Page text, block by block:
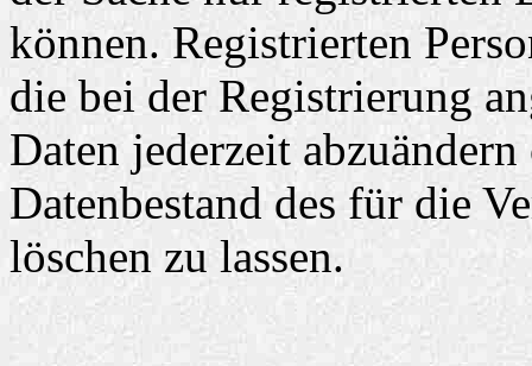
können. Registrierten
die bei der Registrierung
Daten jederzeit
Datenbestand des für die
löschen zu lassen.